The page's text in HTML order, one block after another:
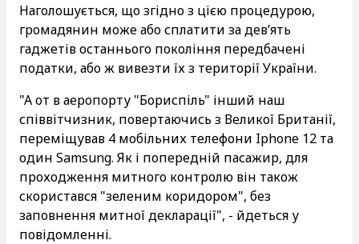
Наголошується, що згідно з цією процедурою,
громадянин може або сплатити за дев’ять
гаджетів останнього покоління передбачені
податки, або ж вивезти їх з території України.
"А от в аеропорту "Бориспіль" інший наш
співвітчизник, повертаючись з Великої Британії,
переміщував 4 мобільних телефони Iphone 12 та
один Samsung. Як і попередній пасажир, для
проходження митного контролю він також
скористався "зеленим коридором", без
заповнення митної декларації", - йдеться у
повідомленні.